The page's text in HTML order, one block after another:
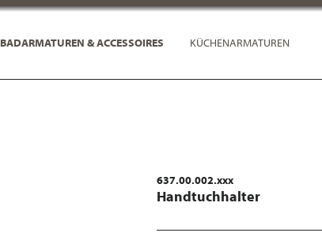
BADARMATUREN & ACCESSOIRES KÜCHENARMATUREN
637.00.002.xxx
Handtuchhalter